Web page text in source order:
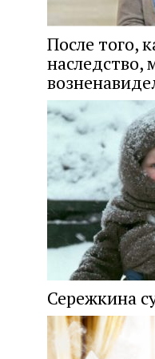
После того,
наследство,
Сережкина